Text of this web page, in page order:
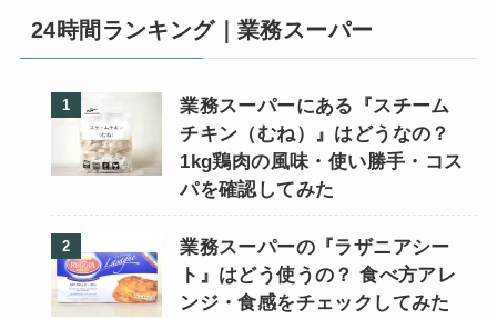
24時間ランキング｜業務スーパー
業務スーパーにある『スチーム
チキン（むね）』はどうなの？
1kg鶏肉の風味・使い勝手・コス
パを確認してみた
業務スーパーの『ラザニアシー
ト』はどう使うの？ 食べ方アレ
ンジ・食感をチェックしてみた